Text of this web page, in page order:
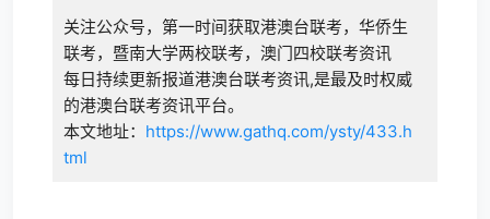
关注公众号，第一时间获取港澳台联考，华侨生
联考，暨南大学两校联考，澳门四校联考资讯
每日持续更新报道港澳台联考资讯,是最及时权威
的港澳台联考资讯平台。
本文地址： https://www.gathq.com/ysty/433.h
tml